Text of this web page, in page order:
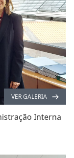
VER GALERIA
Interna